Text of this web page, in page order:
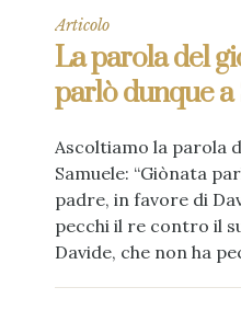
Articolo
La parola del
parlò dunque
Ascoltiamo la parola
Samuele: “Giònata
padre, in favore di
pecchi il re contro il
Davide, che non ha